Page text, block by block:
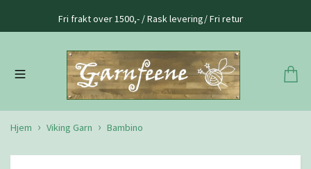
Fri frakt over 1500,- / Rask levering/ Fri retur
Hjem Viking Garn Bambino